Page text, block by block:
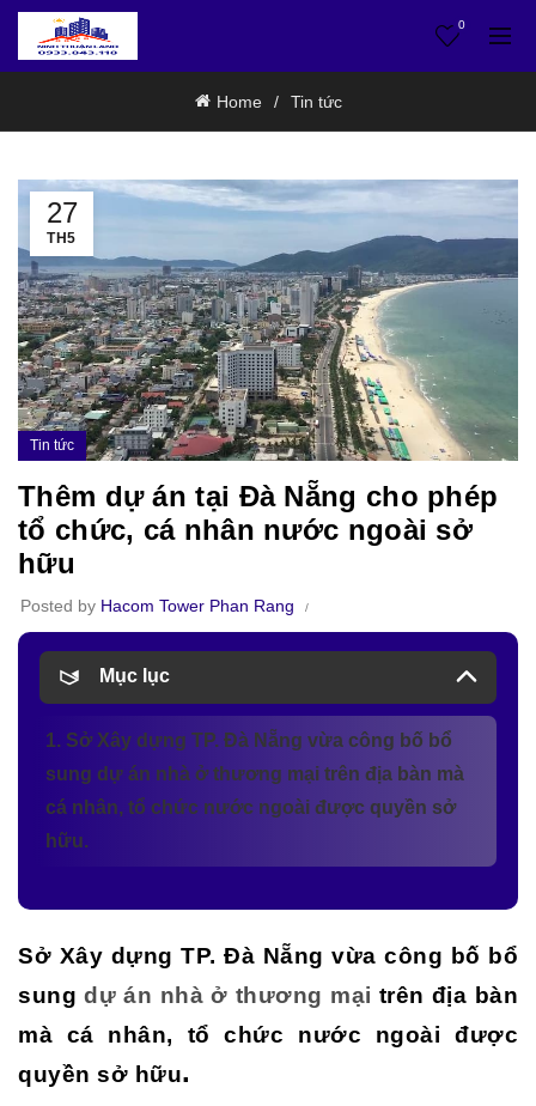
0
Home Tin tức
27
TH5
Tin tức
Thêm dự án tại Đà Nẵng cho phép
tổ chức, cá nhân nước ngoài sở
hữu
Posted by Hacom Tower Phan Rang
Mục lục
1. Sở Xây dựng TP. Đà Nẵng vừa công bố bổ
sung dự án nhà ở thương mại trên địa bàn mà
cá nhân, tổ chức nước ngoài được quyền sở
hữu.
Sở Xây dựng TP. Đà Nẵng vừa công bố bổ
sungdự án nhà ở thương mại trên địa bàn
mà cá nhân, tổ chức nước ngoài được
quyền sở hữu.